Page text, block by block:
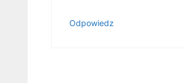
Odpowiedz